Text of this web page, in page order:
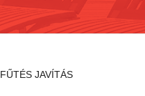
FŰTÉS JAVÍTÁS